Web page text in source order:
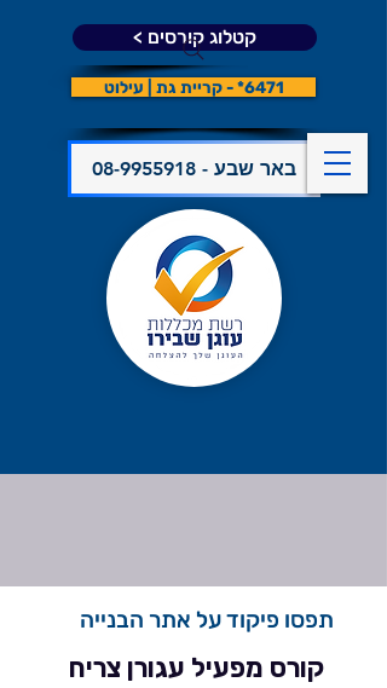
קטלוג קורסים >
6471* - קריית גת | עילוט
08-9955918 - באר שבע
תפסו פיקוד על אתר הבנייה
קורס מפעיל עגורן צריח